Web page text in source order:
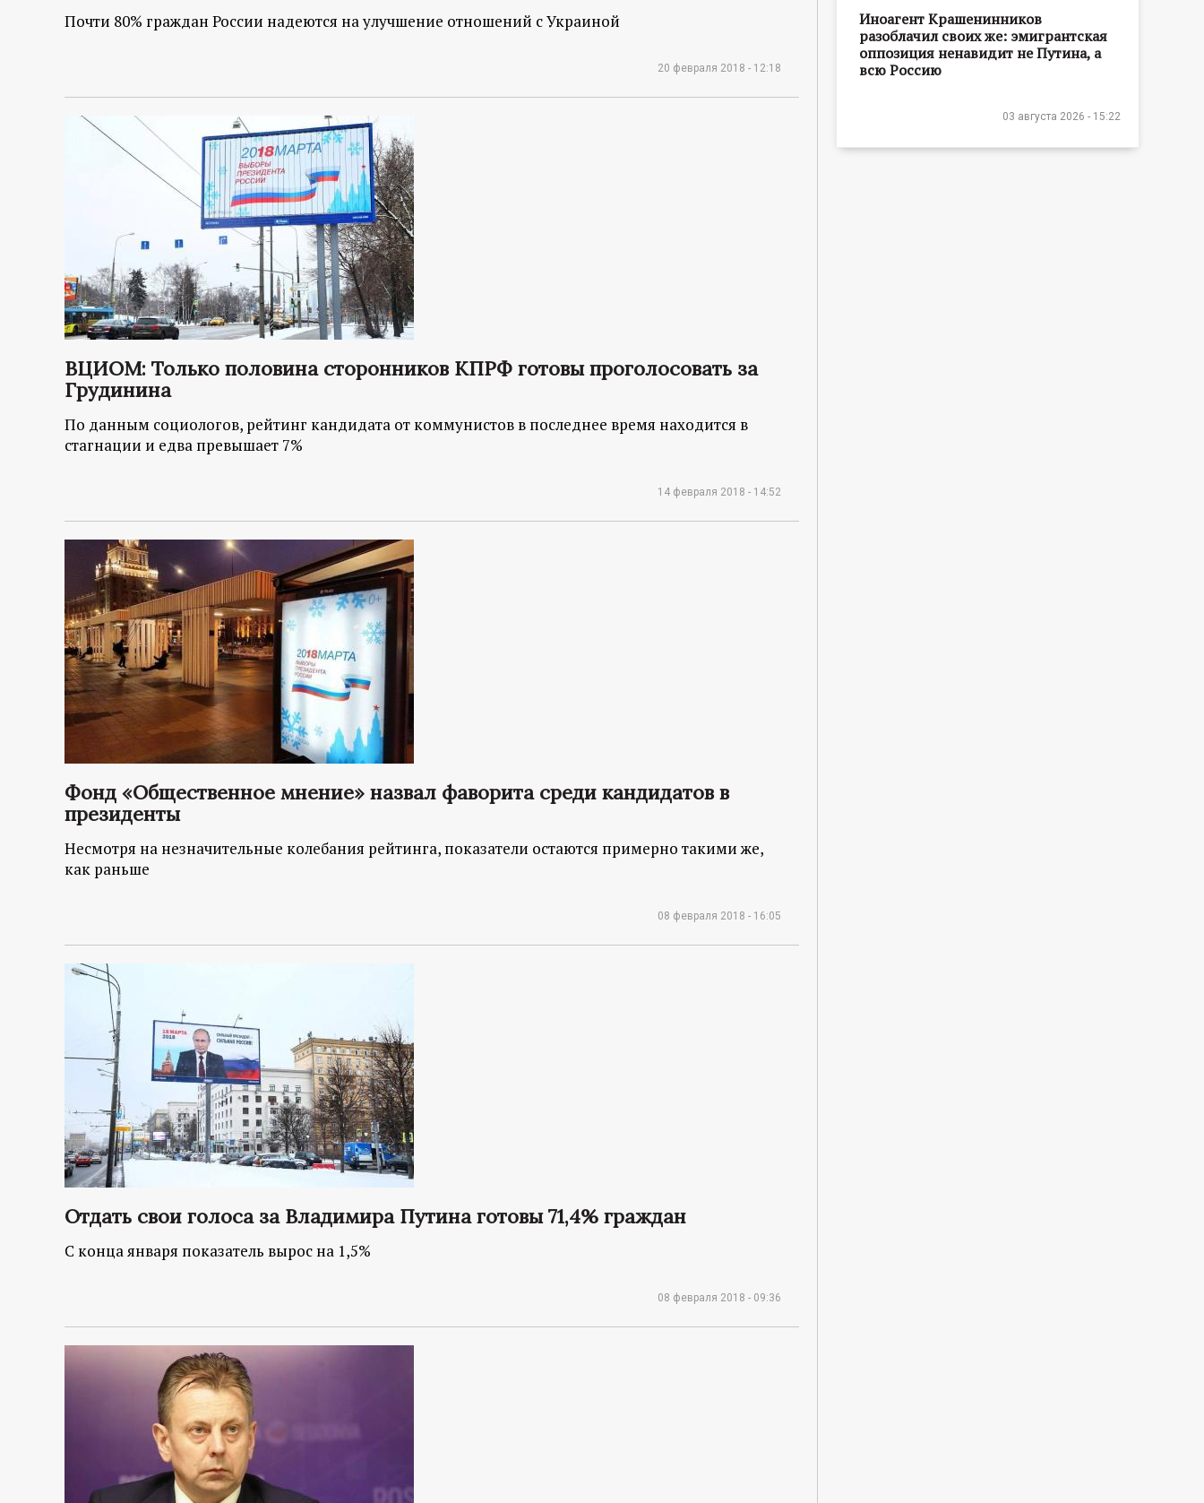
Почти 80% граждан России надеются на улучшение отношений с Украиной
20 февраля 2018 - 12:18
ВЦИОМ: Только половина сторонников КПРФ готовы проголосовать за
Грудинина
По данным социологов, рейтинг кандидата от коммунистов в последнее время находится в
стагнации и едва превышает 7%
14 февраля 2018 - 14:52
Фонд «Общественное мнение» назвал фаворита среди кандидатов в
президенты
Несмотря на незначительные колебания рейтинга, показатели остаются примерно такими же,
как раньше
08 февраля 2018 - 16:05
Отдать свои голоса за Владимира Путина готовы 71,4% граждан
С конца января показатель вырос на 1,5%
08 февраля 2018 - 09:36
Иноагент Крашенинников
разоблачил своих же: эмигрантская
оппозиция ненавидит не Путина, а
всю Россию
03 августа 2026 - 15:22